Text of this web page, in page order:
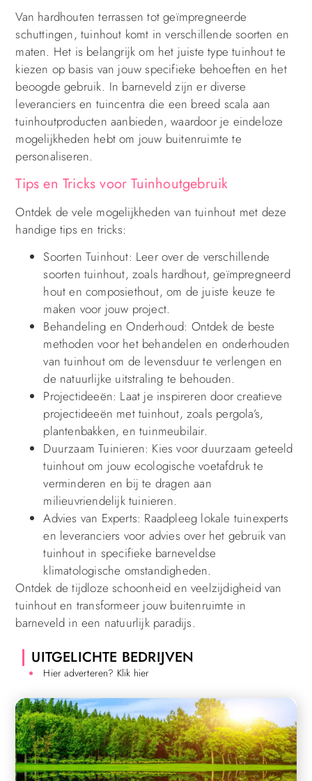
Van hardhouten terrassen tot geïmpregneerde
schuttingen, tuinhout komt in verschillende soorten en
maten. Het is belangrijk om het juiste type tuinhout te
kiezen op basis van jouw specifieke behoeften en het
beoogde gebruik. In barneveld zijn er diverse
leveranciers en tuincentra die een breed scala aan
tuinhoutproducten aanbieden, waardoor je eindeloze
mogelijkheden hebt om jouw buitenruimte te
personaliseren.
Tips en Tricks voor Tuinhoutgebruik
Ontdek de vele mogelijkheden van tuinhout met deze
handige tips en tricks:
Soorten Tuinhout: Leer over de verschillende
soorten tuinhout, zoals hardhout, geïmpregneerd
hout en composiethout, om de juiste keuze te
maken voor jouw project.
Behandeling en Onderhoud: Ontdek de beste
methoden voor het behandelen en onderhouden
van tuinhout om de levensduur te verlengen en
de natuurlijke uitstraling te behouden.
Projectideeën: Laat je inspireren door creatieve
projectideeën met tuinhout, zoals pergola’s,
plantenbakken, en tuinmeubilair.
Duurzaam Tuinieren: Kies voor duurzaam geteeld
tuinhout om jouw ecologische voetafdruk te
verminderen en bij te dragen aan
milieuvriendelijk tuinieren.
Advies van Experts: Raadpleeg lokale tuinexperts
en leveranciers voor advies over het gebruik van
tuinhout in specifieke barneveldse
klimatologische omstandigheden.
Ontdek de tijdloze schoonheid en veelzijdigheid van
tuinhout en transformeer jouw buitenruimte in
barneveld in een natuurlijk paradijs.
UITGELICHTE BEDRIJVEN
Hier adverteren? Klik hier